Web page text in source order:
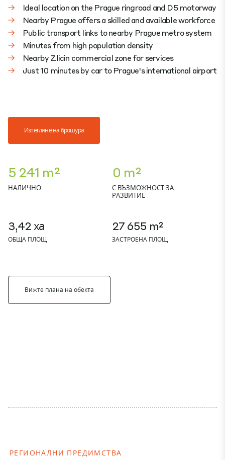
Ideal location on the Prague ringroad and D5 motorway
Nearby Prague offers a skilled and available workforce
Public transport links to nearby Prague metro system
Minutes from high population density
Nearby Zlicin commercial zone for services
Just 10 minutes by car to Prague's international airport
Изтегляне на брошура
5 241 m²
НАЛИЧНО
0 m²
С ВЪЗМОЖНОСТ ЗА
РАЗВИТИЕ
3,42 ха
ОБЩА ПЛОЩ
27 655 m²
ЗАСТРОЕНА ПЛОЩ
Вижте плана на обекта
РЕГИОНАЛНИ ПРЕДИМСТВА